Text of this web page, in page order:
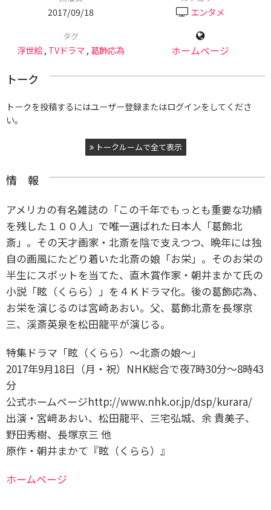
2017/09/18 エンタメ
タグ
浮世絵, TVドラマ ,葛飾応為 ホームページ
トーク
トークを投稿するにはユーザー登録またはログインをしてくださ
い。
トークルームで全て表示
情 報
アメリカの有名雑誌の「この千年でもっとも重要な功績
を残した１００人」で唯一選ばれた日本人「葛飾北
斎」。その天才画家・北斎を陰で支えつつ、晩年には独
自の画風にたどり着いた北斎の娘「お栄」。そのお栄の
半生にスポットを当てた、直木賞作家・朝井まかて氏の
小説「眩（くらら）」を４Ｋドラマ化。後の葛飾応為、
お栄を演じるのは宮崎あおい。父、葛飾北斎を長塚京
三、渓斎英泉を松田龍平が演じる。
特集ドラマ「眩（くらら）～北斎の娘～」
2017年9月18日（月・祝）NHK総合で夜7時30分～8時43
分
公式ホームページhttp://www.nhk.or.jp/dsp/kurara/
出演・宮﨑あおい、松田龍平、三宅弘城、余 貴美子、
野田秀樹、長塚京三 他
原作・朝井まかて『眩（くらら）』
ホームページ